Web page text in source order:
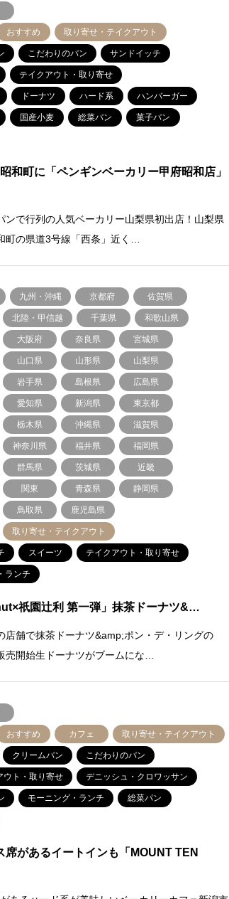
おすすめ 取り寄せ・テイクアウト
こだわりのパン サンドイッチ
テイクアウト・取り寄せ
ドーナツ ハード系 ハンバーガー
国産小麦 総菜パン 菓子パン
和町に「ペンギンベーカリー甲府昭和店」
ンで行列の人気ベーカリー山梨県初出店！山梨県
町の県道3号線「西条」近く…
九州・沖縄 京都府 佐賀県
北陸・甲信越 千葉県 和歌山県
大阪府 奈良県 宮城県
山口県 山形県 山梨県
岩手県 島根県 広島県
愛知県 新潟県 東京都
栃木県 沖縄県 滋賀県
神奈川県 福井県 福岡県
群馬県 茨城県 近畿
関東 青森県 静岡県
鳥取県 鹿児島県
取り寄せ・テイクアウト
スイーツ テイクアウト・取り寄せ
ランチ
祇園辻利 第一弾」抹茶ドーナツ&…
店舗で抹茶ドーナツ&amp;ポン・デ・リングの
売開始生ドーナツがブームにな…
おすすめ カフェ 取り寄せ・テイクアウト
クリームパン こだわりのパン
ウト・取り寄せ デニッシュ・クロワッサン
モーニング・ランチ 総菜パン
席があるイートインも「MOUNT TEN